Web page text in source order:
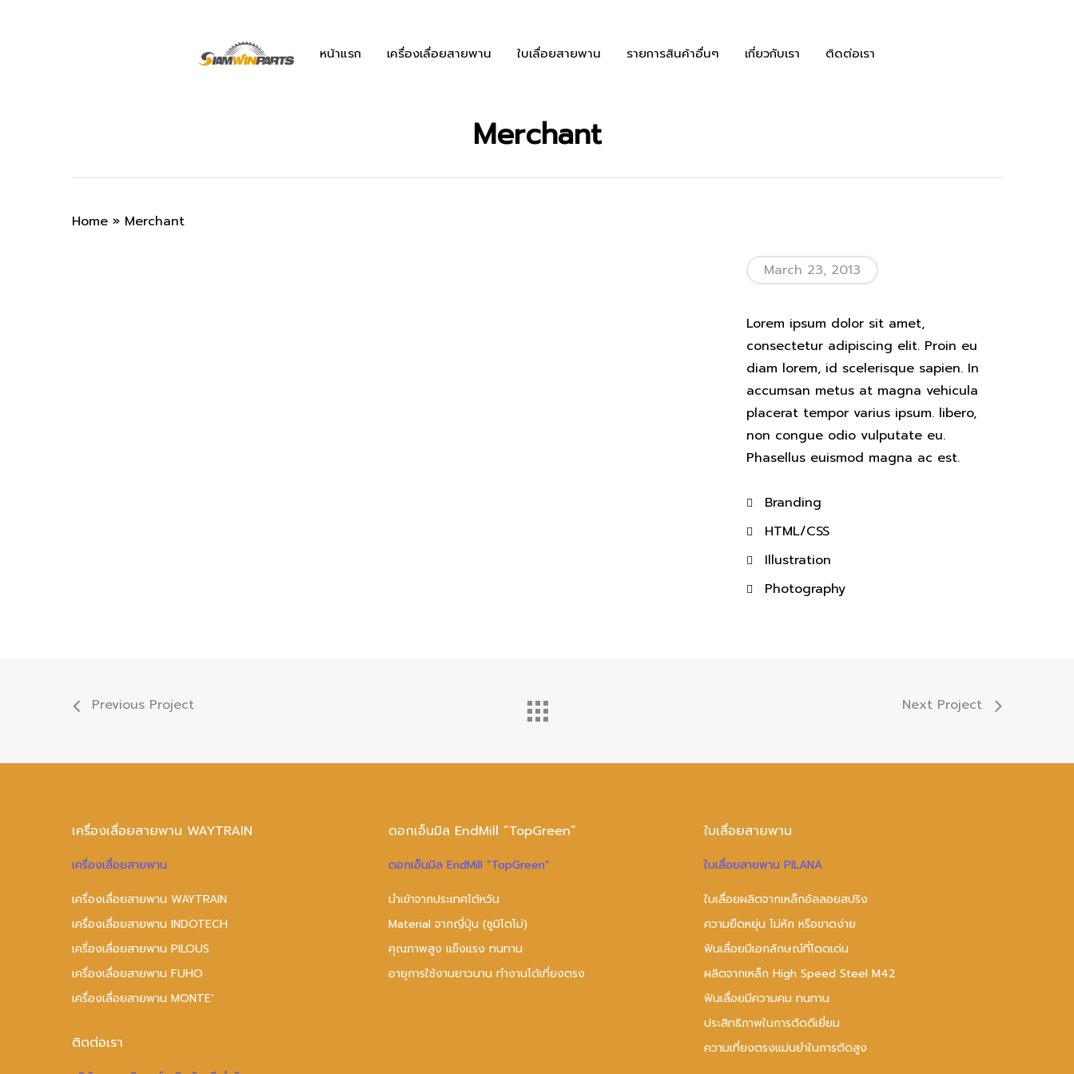
หน้าแรก เครื่องเลื่อยสายพาน ใบเลื่อยสายพาน รายการสินค้าอื่นๆ เกี่ยวกับเรา ติดต่อเรา
Merchant
Home » Merchant
March 23, 2013
Lorem ipsum dolor sit amet,
consectetur adipiscing elit. Proin eu
diam lorem, id scelerisque sapien. In
accumsan metus at magna vehicula
placerat tempor varius ipsum. libero,
non congue odio vulputate eu.
Phasellus euismod magna ac est.
Branding
HTML/CSS
Illustration
Photography
Previous Project Next Project
เครื่องเลื่อยสายพาน WAYTRAIN
เครื่องเลื่อยสายพาน
เครื่องเลื่อยสายพาน WAYTRAIN
เครื่องเลื่อยสายพาน INDOTECH
เครื่องเลื่อยสายพาน PILOUS
เครื่องเลื่อยสายพาน FUHO
เครื่องเลื่อยสายพาน MONTE’
ติดต่อเรา
ดอกเอ็นมิล EndMill “TopGreen”
ดอกเอ็นมิล EndMill “TopGreen”
นำเข้าจากประเทศไต้หวัน
Material จากญี่ปุ่น (ซูมิโตโม่)
คุณภาพสูง แข็งแรง ทนทาน
อายุการใช้งานยาวนาน ทำงานได้เที่ยงตรง
ใบเลื่อยสายพาน
ใบเลื่อยสายพาน PILANA
ใบเลื่อยผลิตจากเหล็กอัลลอยสปริง
ความยืดหยุ่น ไม่หัก หรือขาดง่าย
ฟันเลื่อยมีเอกลักษณ์ที่โดดเด่น
ผลิตจากเหล็ก High Speed Steel M42
ฟันเลื่อยมีความคม ทนทาน
ประสิทธิภาพในการตัดดีเยี่ยม
ความเที่ยงตรงแม่นยำในการตัดสูง